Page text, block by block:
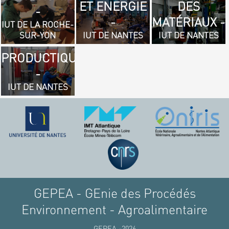
-
IUT DE LA ROCHE-
SUR-YON
ET ENERGIE
-
IUT DE NANTES
DES
MATÉRIAUX -
IUT DE NANTES
- GÉNIE
MÉCANIQUE
ET
PRODUCTIQUE
-
IUT DE NANTES
GEPEA - GEnie des Procédés
Environnement - Agroalimentaire